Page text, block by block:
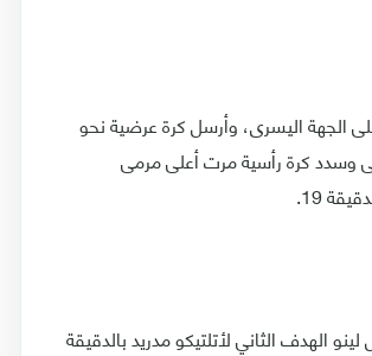
الجهة اليسرى، وأرسل كرة عرضية نحو
وسدد كرة رأسية مرت أعلى مرمى
19.
الهدف الثاني لأتلتيكو مدريد بالدقيقة